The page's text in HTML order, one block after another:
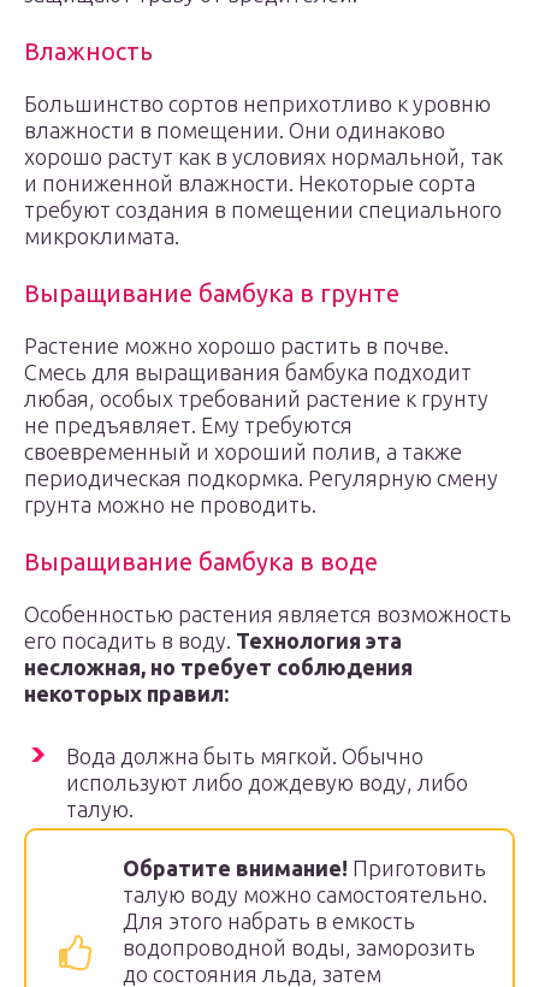
Влажность
Большинство сортов неприхотливо к уровню
влажности в помещении. Они одинаково
хорошо растут как в условиях нормальной, так
и пониженной влажности. Некоторые сорта
требуют создания в помещении специального
микроклимата.
Выращивание бамбука в грунте
Растение можно хорошо растить в почве.
Смесь для выращивания бамбука подходит
любая, особых требований растение к грунту
не предъявляет. Ему требуются
своевременный и хороший полив, а также
периодическая подкормка. Регулярную смену
грунта можно не проводить.
Выращивание бамбука в воде
Особенностью растения является возможность
его посадить в воду. Технология эта
несложная, но требует соблюдения
некоторых правил:
Вода должна быть мягкой. Обычно
используют либо дождевую воду, либо
талую.
Обратите внимание! Приготовить
талую воду можно самостоятельно.
Для этого набрать в емкость
водопроводной воды, заморозить
до состояния льда, затем